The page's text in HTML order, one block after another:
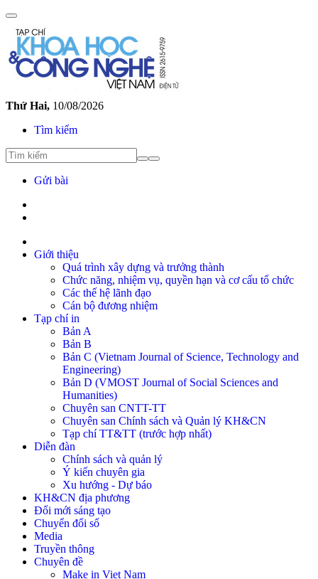
Thứ Hai, 10/08/2026
Tìm kiếm
Gửi bài
Giới thiệu
Quá trình xây dựng và trưởng thành
Chức năng, nhiệm vụ, quyền hạn và cơ cấu tổ chức
Các thế hệ lãnh đạo
Cán bộ đương nhiệm
Tạp chí in
Bản A
Bản B
Bản C (Vietnam Journal of Science, Technology and
Engineering)
Bản D (VMOST Journal of Social Sciences and
Humanities)
Chuyên san CNTT-TT
Chuyên san Chính sách và Quản lý KH&CN
Tạp chí TT&TT (trước hợp nhất)
Diễn đàn
Chính sách và quản lý
Ý kiến chuyên gia
Xu hướng - Dự báo
KH&CN địa phương
Đổi mới sáng tạo
Chuyển đổi số
Media
Truyền thông
Chuyên đề
Make in Viet Nam